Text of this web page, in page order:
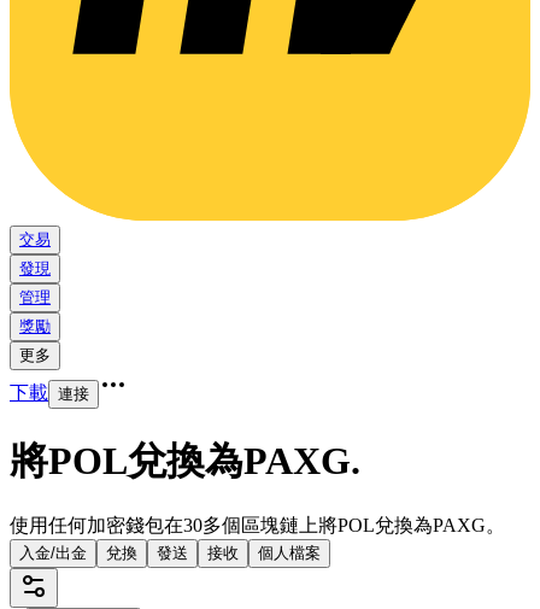
交易
發現
管理
獎勵
更多
下載 連接
將POL兌換為PAXG.
使用任何加密錢包在30多個區塊鏈上將POL兌換為PAXG。
入金/出金 兌換 發送 接收 個人檔案